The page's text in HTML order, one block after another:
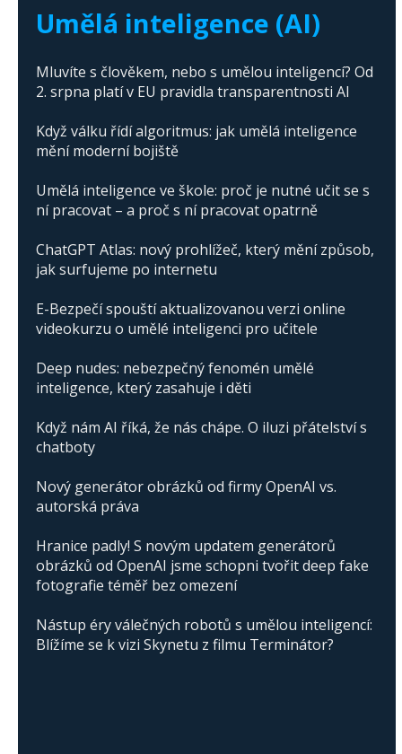
Umělá inteligence (AI)
Mluvíte s člověkem, nebo s umělou inteligencí? Od
2. srpna platí v EU pravidla transparentnosti AI
Když válku řídí algoritmus: jak umělá inteligence
mění moderní bojiště
Umělá inteligence ve škole: proč je nutné učit se s
ní pracovat – a proč s ní pracovat opatrně
ChatGPT Atlas: nový prohlížeč, který mění způsob,
jak surfujeme po internetu
E-Bezpečí spouští aktualizovanou verzi online
videokurzu o umělé inteligenci pro učitele
Deep nudes: nebezpečný fenomén umělé
inteligence, který zasahuje i děti
Když nám AI říká, že nás chápe. O iluzi přátelství s
chatboty
Nový generátor obrázků od firmy OpenAI vs.
autorská práva
Hranice padly! S novým updatem generátorů
obrázků od OpenAI jsme schopni tvořit deep fake
fotografie téměř bez omezení
Nástup éry válečných robotů s umělou inteligencí:
Blížíme se k vizi Skynetu z filmu Terminátor?